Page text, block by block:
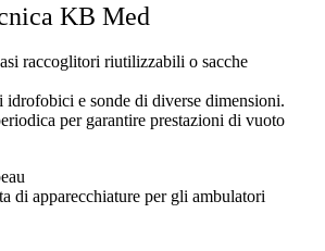
KB Med
raccoglitori riutilizzabili o sacche
e sonde di diverse dimensioni.
per garantire prestazioni di vuoto
di apparecchiature per gli ambulatori